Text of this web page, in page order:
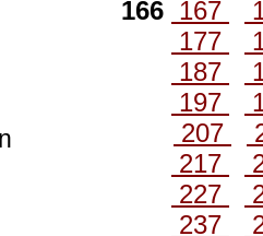
166 167
177
187
197
207
217
227
237